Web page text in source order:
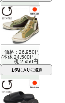
価格：26,950円
(本体 24,500円、
税 2,450円)